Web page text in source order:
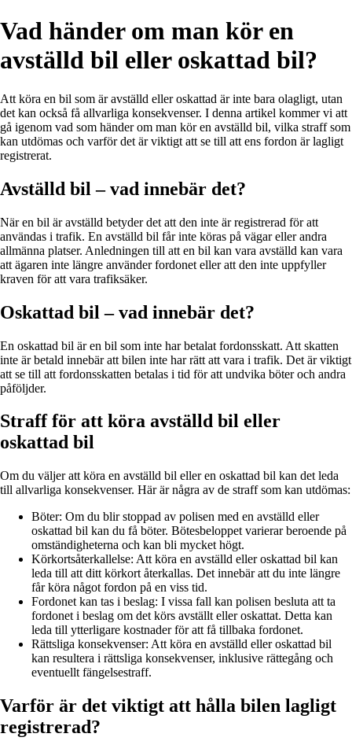
Vad händer om man kör en
avställd bil eller oskattad bil?
Att köra en bil som är avställd eller oskattad är inte bara olagligt, utan
det kan också få allvarliga konsekvenser. I denna artikel kommer vi att
gå igenom vad som händer om man kör en avställd bil, vilka straff som
kan utdömas och varför det är viktigt att se till att ens fordon är lagligt
registrerat.
Avställd bil – vad innebär det?
När en bil är avställd betyder det att den inte är registrerad för att
användas i trafik. En avställd bil får inte köras på vägar eller andra
allmänna platser. Anledningen till att en bil kan vara avställd kan vara
att ägaren inte längre använder fordonet eller att den inte uppfyller
kraven för att vara trafiksäker.
Oskattad bil – vad innebär det?
En oskattad bil är en bil som inte har betalat fordonsskatt. Att skatten
inte är betald innebär att bilen inte har rätt att vara i trafik. Det är viktigt
att se till att fordonsskatten betalas i tid för att undvika böter och andra
påföljder.
Straff för att köra avställd bil eller
oskattad bil
Om du väljer att köra en avställd bil eller en oskattad bil kan det leda
till allvarliga konsekvenser. Här är några av de straff som kan utdömas:
Böter: Om du blir stoppad av polisen med en avställd eller
oskattad bil kan du få böter. Bötesbeloppet varierar beroende på
omständigheterna och kan bli mycket högt.
Körkortsåterkallelse: Att köra en avställd eller oskattad bil kan
leda till att ditt körkort återkallas. Det innebär att du inte längre
får köra något fordon på en viss tid.
Fordonet kan tas i beslag: I vissa fall kan polisen besluta att ta
fordonet i beslag om det körs avställt eller oskattat. Detta kan
leda till ytterligare kostnader för att få tillbaka fordonet.
Rättsliga konsekvenser: Att köra en avställd eller oskattad bil
kan resultera i rättsliga konsekvenser, inklusive rättegång och
eventuellt fängelsestraff.
Varför är det viktigt att hålla bilen lagligt
registrerad?